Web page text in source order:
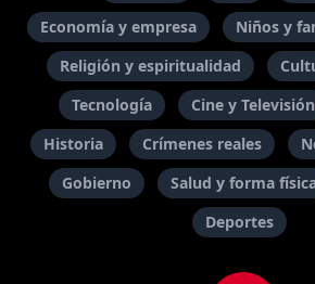
Economía y empresa
Niños y
Religión y espiritualidad
Tecnología
Cine y Televisión
Historia
Crímenes reales
Gobierno
Salud y forma
Deportes